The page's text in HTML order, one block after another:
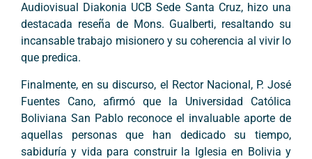
Audiovisual Diakonia UCB Sede Santa Cruz, hizo una
destacada reseña de Mons. Gualberti, resaltando su
incansable trabajo misionero y su coherencia al vivir lo
que predica.
Finalmente, en su discurso, el Rector Nacional, P. José
Fuentes Cano, afirmó que la Universidad Católica
Boliviana San Pablo reconoce el invaluable aporte de
aquellas personas que han dedicado su tiempo,
sabiduría y vida para construir la Iglesia en Bolivia y